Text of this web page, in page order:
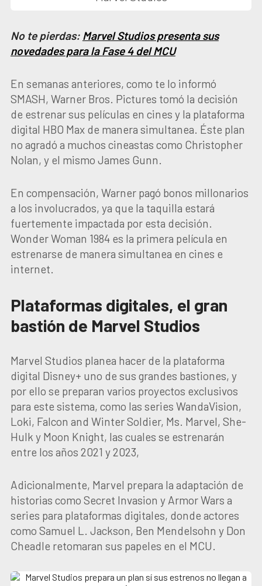
No te pierdas: Marvel Studios presenta sus
novedades para la Fase 4 del MCU
En semanas anteriores, como te lo informó
SMASH, Warner Bros. Pictures tomó la decisión
de estrenar sus películas en cines y la plataforma
digital HBO Max de manera simultanea. Éste plan
no agradó a muchos cineastas como Christopher
Nolan, y el mismo James Gunn.
En compensación, Warner pagó bonos millonarios
a los involucrados, ya que la taquilla estará
fuertemente impactada por esta decisión.
Wonder Woman 1984 es la primera película en
estrenarse de manera simultanea en cines e
internet.
Plataformas digitales, el gran
bastión de Marvel Studios
Marvel Studios planea hacer de la plataforma
digital Disney+ uno de sus grandes bastiones, y
por ello se preparan varios proyectos exclusivos
para este sistema, como las series WandaVision,
Loki, Falcon and Winter Soldier, Ms. Marvel, She-
Hulk y Moon Knight, las cuales se estrenarán
entre los años 2021 y 2023,
Adicionalmente, Marvel prepara la adaptación de
historias como Secret Invasion y Armor Wars a
series para plataformas digitales, donde actores
como Samuel L. Jackson, Ben Mendelsohn y Don
Cheadle retomaran sus papeles en el MCU.